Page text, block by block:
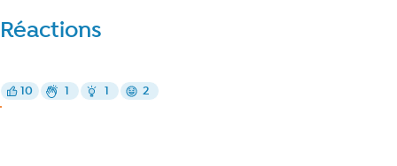
Réactions
Réagir
10
J’aime 1
Bravo 1
Malin 2
Drôle